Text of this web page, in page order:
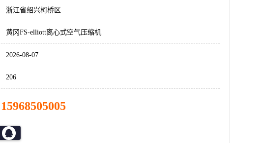
浙江省绍兴柯桥区
黄冈FS-elliott离心式空气压缩机
2026-08-07
206
15968505005